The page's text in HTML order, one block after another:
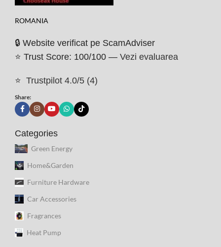
ROMANIA
🔒 Website verificat pe ScamAdviser
⭐ Trust Score: 100/100 — Vezi evaluarea
⭐ Trustpilot 4.0/5 (4)
Share:
Categories
Green Energy
Home&Garden
Furniture Hardware
Car Accessories
Fragrances
Heat Pump